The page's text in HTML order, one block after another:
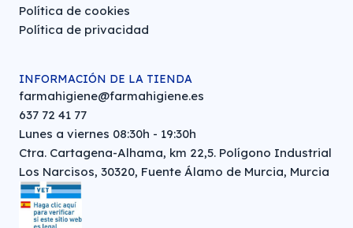
Política de cookies
Política de privacidad
INFORMACIÓN DE LA TIENDA
farmahigiene@farmahigiene.es
637 72 41 77
Lunes a viernes 08:30h - 19:30h
Ctra. Cartagena-Alhama, km 22,5. Polígono Industrial
Los Narcisos, 30320, Fuente Álamo de Murcia, Murcia